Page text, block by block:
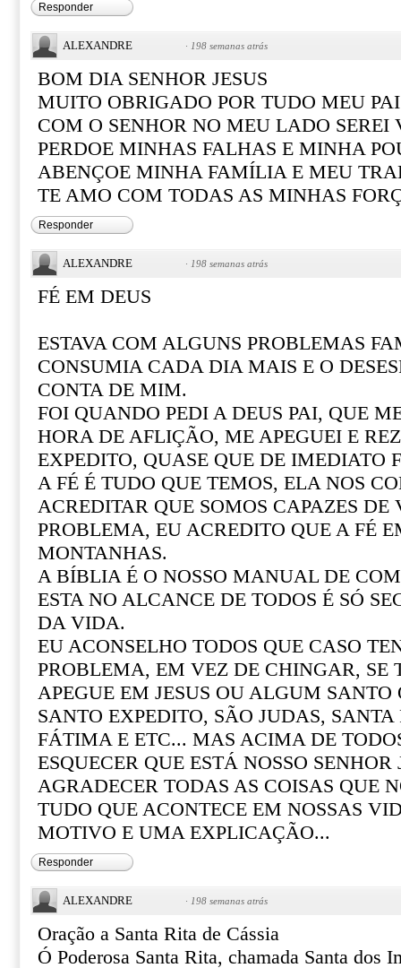
Responder
ALEXANDRE · 198 semanas atrás
BOM DIA SENHOR JESUS
MUITO OBRIGADO POR TUDO MEU PAI
COM O SENHOR NO MEU LADO SEREI
PERDOE MINHAS FALHAS E MINHA
ABENÇOE MINHA FAMÍLIA E MEU
TE AMO COM TODAS AS MINHAS
Responder
ALEXANDRE · 198 semanas atrás
FÉ EM DEUS
ESTAVA COM ALGUNS PROBLEMAS
CONSUMIA CADA DIA MAIS E O
CONTA DE MIM.
FOI QUANDO PEDI A DEUS PAI, QUE
HORA DE AFLIÇÃO, ME APEGUEI E
EXPEDITO, QUASE QUE DE IMEDIATO
A FÉ É TUDO QUE TEMOS, ELA NOS
ACREDITAR QUE SOMOS CAPAZES DE
PROBLEMA, EU ACREDITO QUE A FÉ
MONTANHAS.
A BÍBLIA É O NOSSO MANUAL DE
ESTA NO ALCANCE DE TODOS É SÓ
DA VIDA.
EU ACONSELHO TODOS QUE CASO
PROBLEMA, EM VEZ DE CHINGAR, SE
APEGUE EM JESUS OU ALGUM SANTO
SANTO EXPEDITO, SÃO JUDAS, SANTA
FÁTIMA E ETC... MAS ACIMA DE
ESQUECER QUE ESTÁ NOSSO SENHOR
AGRADECER TODAS AS COISAS QUE
TUDO QUE ACONTECE EM NOSSAS
MOTIVO E UMA EXPLICAÇÃO...
Responder
ALEXANDRE · 198 semanas atrás
Oração a Santa Rita de Cássia
Ó Poderosa Santa Rita, chamada Santa dos